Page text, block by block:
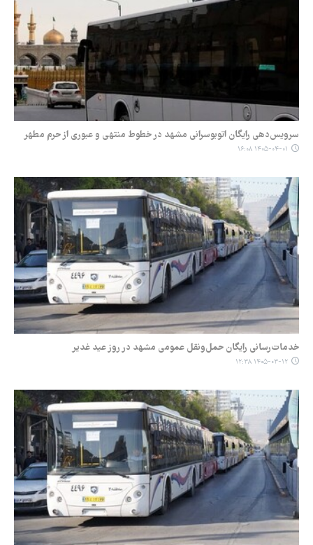
سرویس‌دهی رایگان اتوبوسرانی مشهد در خطوط منتهی و عبوری از حرم مطهر
۱۴۰۵-۰۴-۰۱ ۱۶:۰۸
خدمات‌رسانی رایگان حمل‌ونقل عمومی مشهد در روز عید غدیر
۱۴۰۵-۰۳-۱۲ ۱۲:۳۸